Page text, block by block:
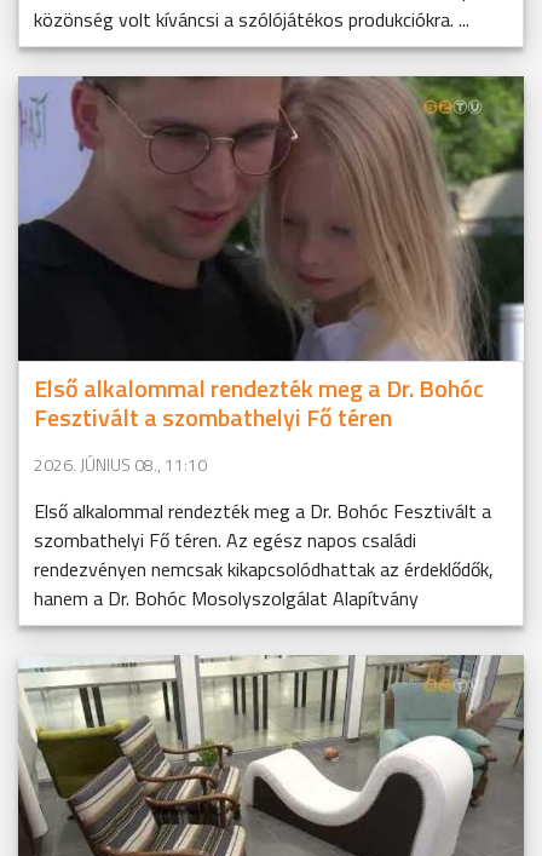
közönség volt kíváncsi a szólójátékos produkciókra. ...
Első alkalommal rendezték meg a Dr. Bohóc
Fesztivált a szombathelyi Fő téren
2026. JÚNIUS 08., 11:10
Első alkalommal rendezték meg a Dr. Bohóc Fesztivált a
szombathelyi Fő téren. Az egész napos családi
rendezvényen nemcsak kikapcsolódhattak az érdeklődők,
hanem a Dr. Bohóc Mosolyszolgálat Alapítvány